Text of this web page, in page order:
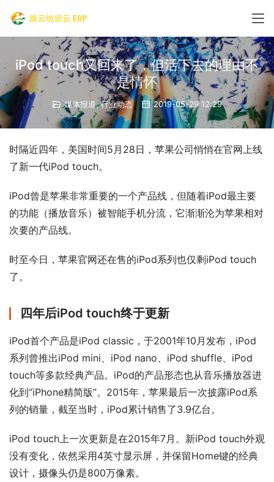
iPod touch又回来了，但活下去的理由不
是情怀
媒体报道,行业动态 2019-05-29 12:29
时隔近四年，美国时间5月28日，苹果公司悄悄在官网上线
了新一代iPod touch。
iPod曾是苹果非常重要的一个产品线，但随着iPod最主要
的功能（播放音乐）被智能手机分流，它渐渐沦为苹果相对
次要的产品线。
时至今日，苹果官网还在售的iPod系列也仅剩iPod touch
了。
四年后iPod touch终于更新
iPod首个产品是iPod classic，于2001年10月发布，iPod
系列曾推出iPod mini、iPod nano、iPod shuffle、iPod
touch等多款经典产品。iPod的产品形态也从音乐播放器进
化到“iPhone精简版”。2015年，苹果最后一次披露iPod系
列的销量，截至当时，iPod累计销售了3.9亿台。
iPod touch上一次更新是在2015年7月。新iPod touch外观
没有变化，依然采用4英寸显示屏，并保留Home键的经典
设计，摄像头仍是800万像素。